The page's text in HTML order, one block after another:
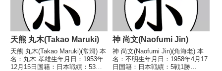
天熊 丸木(Takao Maruki)
天熊 丸木(Takao Maruki)(常滑) 本
名：丸木 孝雄生年月日：1953年
12月15日国籍：日本戦績：53戦
神 尚文(Naofumi Jin)
神 尚文(Naofumi Jin)(角海老) 本
名：不明生年月日：1958年4月17
日国籍：日本戦績：5戦1勝